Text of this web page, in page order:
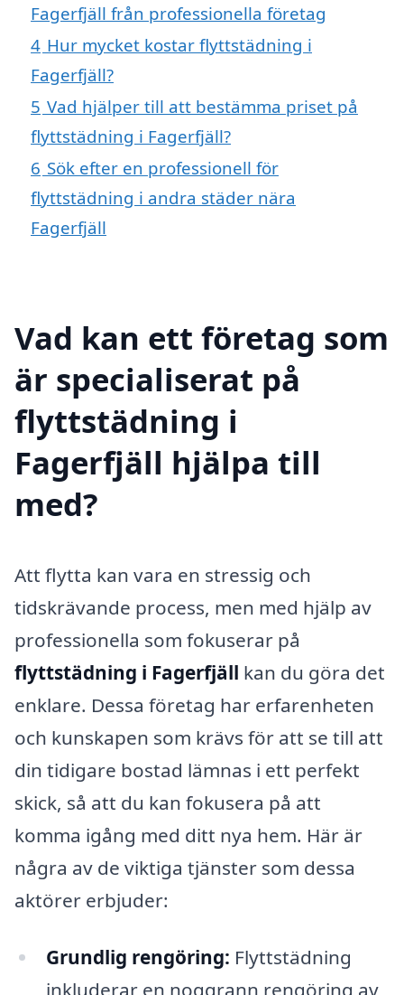
Fagerfjäll från professionella företag
4 Hur mycket kostar flyttstädning i
Fagerfjäll?
5 Vad hjälper till att bestämma priset på
flyttstädning i Fagerfjäll?
6 Sök efter en professionell för
flyttstädning i andra städer nära
Fagerfjäll
Vad kan ett företag som
är specialiserat på
flyttstädning i
Fagerfjäll hjälpa till
med?
Att flytta kan vara en stressig och
tidskrävande process, men med hjälp av
professionella som fokuserar på
flyttstädning i Fagerfjäll kan du göra det
enklare. Dessa företag har erfarenheten
och kunskapen som krävs för att se till att
din tidigare bostad lämnas i ett perfekt
skick, så att du kan fokusera på att
komma igång med ditt nya hem. Här är
några av de viktiga tjänster som dessa
aktörer erbjuder:
Grundlig rengöring: Flyttstädning
inkluderar en noggrann rengöring av